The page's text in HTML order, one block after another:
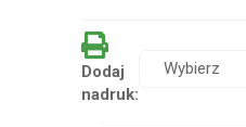
Dodaj
nadruk: